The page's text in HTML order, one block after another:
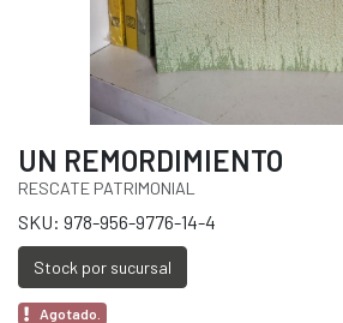
UN REMORDIMIENTO
RESCATE PATRIMONIAL
SKU: 978-956-9776-14-4
Stock por sucursal
Agotado.